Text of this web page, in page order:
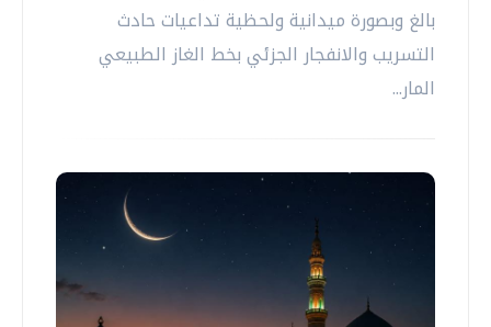
بالغ وبصورة ميدانية ولحظية تداعيات حادث
التسريب والانفجار الجزئي بخط الغاز الطبيعي
المار...